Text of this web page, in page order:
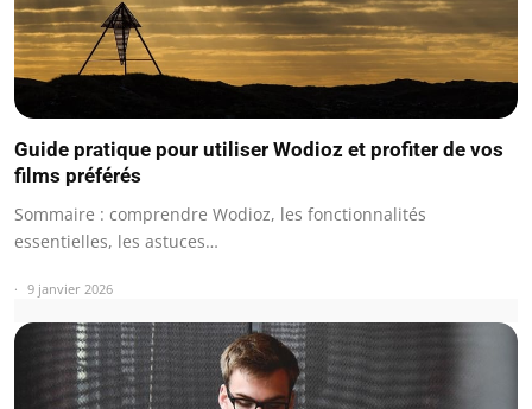
Guide pratique pour utiliser Wodioz et profiter de vos
films préférés
Sommaire : comprendre Wodioz, les fonctionnalités
essentielles, les astuces…
9 janvier 2026